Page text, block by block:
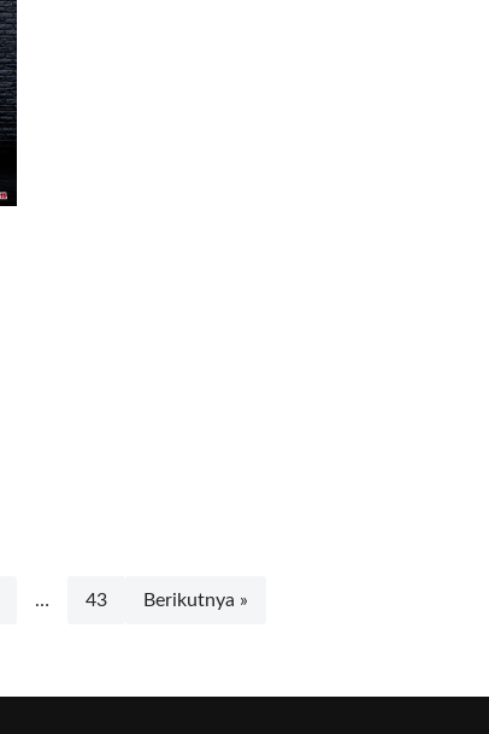
… 43 Berikutnya »